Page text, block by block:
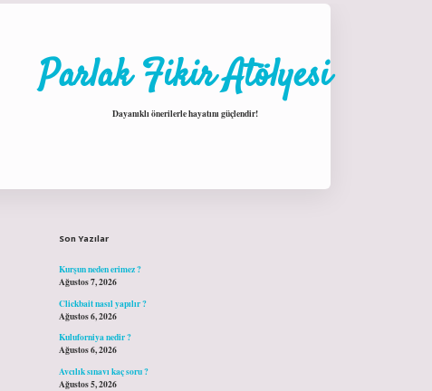
Parlak Fikir Atölyesi
Dayanıklı önerilerle hayatını güçlendir!
Son Yazılar
Kurşun neden erimez ?
Ağustos 7, 2026
Clickbait nasıl yapılır ?
Ağustos 6, 2026
Kuluforniya nedir ?
Ağustos 6, 2026
Avcılık sınavı kaç soru ?
Ağustos 5, 2026